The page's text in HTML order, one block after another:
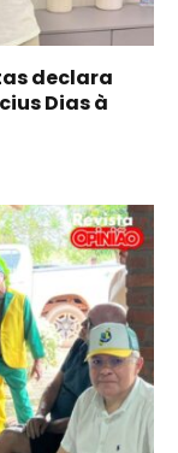
declara
Dias à